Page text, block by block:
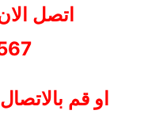
اتصل
او قم